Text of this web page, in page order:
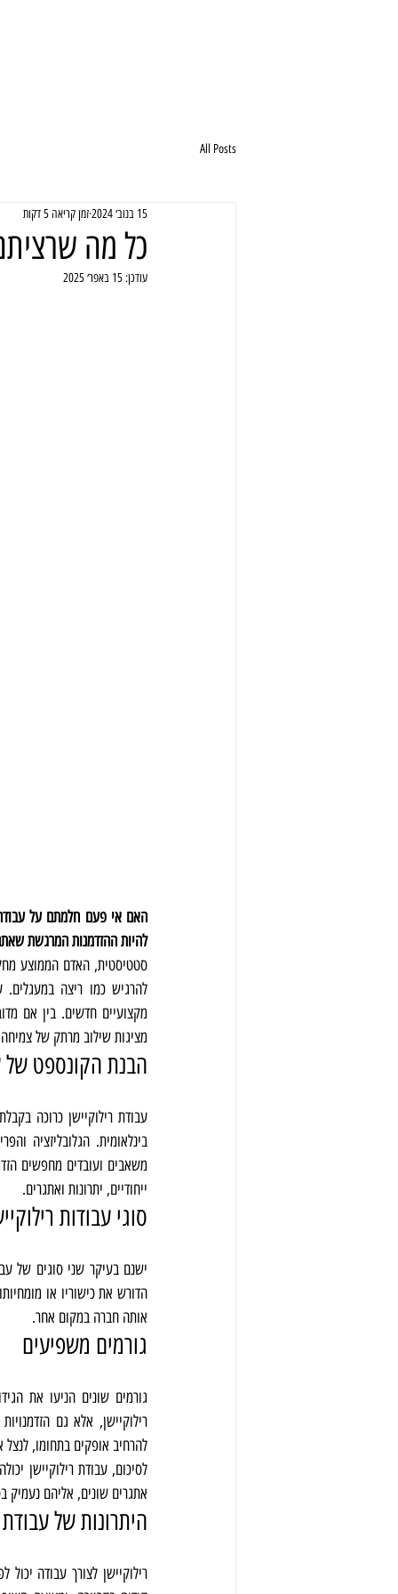
All Posts
כל מה
15 בנוב׳ 2024 זמן קריאה 5 דקות
עודכן: 15 באפר׳ 2025
להיות ההזדמנות המרגשת
מציגות שילוב מרתק של
הבנת הקונספט של
ייחודיים, יתרונות ואתגרים.
סוגי עבודות
אותה חברה במקום אחר.
גורמים משפיעים
גורמים שונים הניעו את
להרחיב אופקים בתחומו,
אתגרים שונים, אליהם נעמיק
היתרונות של עבודת